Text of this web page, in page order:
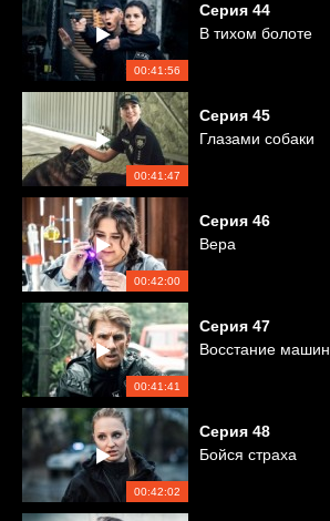
00:41:56
Серия 44
В тихом болоте
00:41:47
Серия 45
Глазами собаки
00:42:00
Серия 46
Вера
00:41:41
Серия 47
Восстание машин
00:42:02
Серия 48
Бойся страха